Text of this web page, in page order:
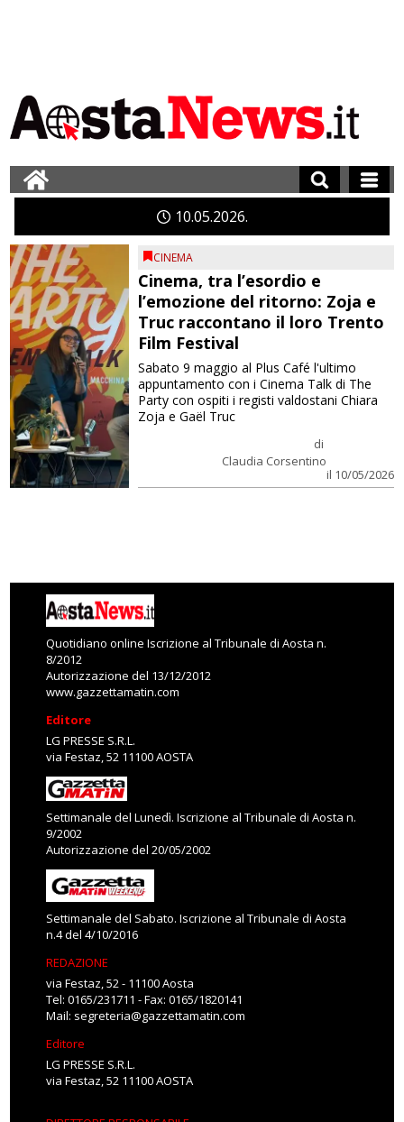
1005 2026
CINEMA
Cinema, tra l’esordio e
l’emozione del ritorno: Zoja e
Truc raccontano il loro Trento
Film Festival
di
Claudia Corsentino
il 10/05/2026
Sabato 9 maggio al Plus Café l'ultimo
appuntamento con i Cinema Talk di The
Party con ospiti i registi valdostani Chiara
Zoja e Gaël Truc
Quotidiano online Iscrizione al Tribunale di Aosta n.
8/2012
Autorizzazione del 13/12/2012
www.gazzettamatin.com
Editore
LG PRESSE S.R.L.
via Festaz, 52 11100 AOSTA
Settimanale del Lunedì. Iscrizione al Tribunale di Aosta n.
9/2002
Autorizzazione del 20/05/2002
Settimanale del Sabato. Iscrizione al Tribunale di Aosta
n.4 del 4/10/2016
REDAZIONE
via Festaz, 52 - 11100 Aosta
Tel: 0165/231711 - Fax: 0165/1820141
Mail: segreteria@gazzettamatin.com
Editore
LG PRESSE S.R.L.
via Festaz, 52 11100 AOSTA